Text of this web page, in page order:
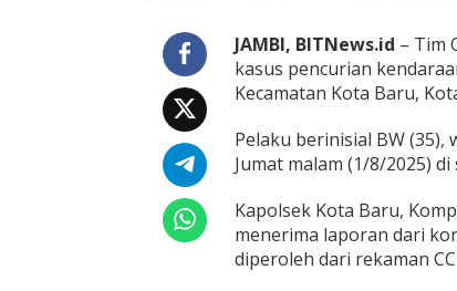
m
b
,
o
t
r
D
i
s
JAMBI, BITNews.id – Tim
kasus pencurian
Kecamatan Kota Baru,
Pelaku berinisial BW
Jumat malam (1/8/2025)
Kapolsek Kota Baru,
menerima laporan dari
diperoleh dari rekaman